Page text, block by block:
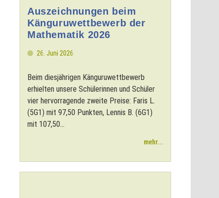
Auszeichnungen beim
Känguruwettbewerb der
Mathematik 2026
26. Juni 2026
Beim diesjährigen Känguruwettbewerb
erhielten unsere Schülerinnen und Schüler
vier hervorragende zweite Preise: Faris L.
(5G1) mit 97,50 Punkten, Lennis B. (6G1)
mit 107,50...
mehr...